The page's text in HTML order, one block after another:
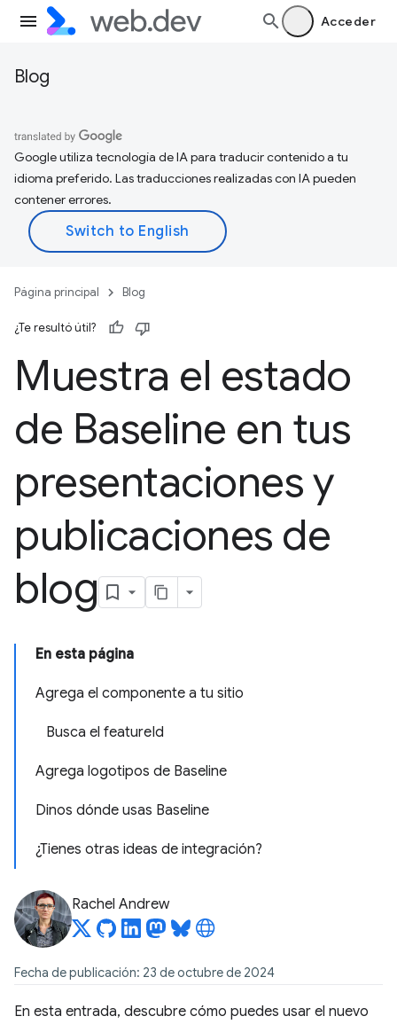
Acceder
Blog
Google utiliza tecnología de IA para traducir contenido a tu
idioma preferido. Las traducciones realizadas con IA pueden
contener errores.
Página principal Blog
¿Te resultó útil?
Muestra el estado
de Baseline en tus
presentaciones y
publicaciones de
blog
En esta página
Agrega el componente a tu sitio
Busca el featureId
Agrega logotipos de Baseline
Dinos dónde usas Baseline
¿Tienes otras ideas de integración?
Rachel Andrew
Fecha de publicación: 23 de octubre de 2024
En esta entrada, descubre cómo puedes usar el nuevo